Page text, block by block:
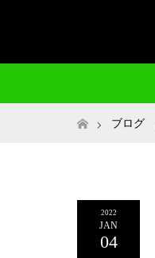
ホームブログ
2022
JAN
04